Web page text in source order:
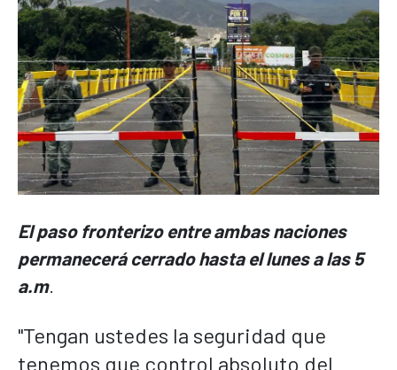
El paso fronterizo entre ambas naciones
permanecerá cerrado hasta el lunes a las 5
a.m.
"Tengan ustedes la seguridad que
tenemos que control absoluto del